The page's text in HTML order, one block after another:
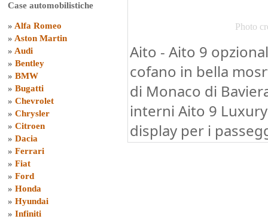
Case automobilistiche
» Alfa Romeo
» Aston Martin
» Audi
» Bentley
» BMW
» Bugatti
» Chevrolet
» Chrysler
» Citroen
» Dacia
» Ferrari
» Fiat
» Ford
» Honda
» Hyundai
» Infiniti
Photo
Aito - Aito 9
cofano in bella
di Monaco di
interni Aito 9
display per i